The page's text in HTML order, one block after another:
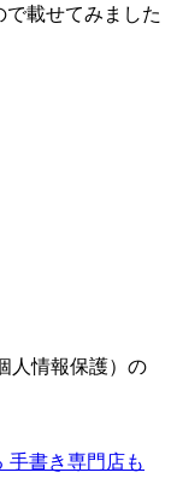
載せてみました
人情報保護）の
手書き専門店も